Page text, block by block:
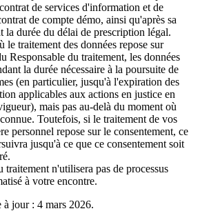
de services d'information et de
de compte démo, ainsi qu'après sa
la durée du délai de prescription légal.
le traitement des données repose sur
Responsable du traitement, les données
la durée nécessaire à la poursuite de
(en particulier, jusqu'à l'expiration des
applicables aux actions en justice en
mais pas au-delà du moment où
Toutefois, si le traitement de vos
personnel repose sur le consentement, ce
jusqu'à ce que ce consentement soit
traitement n'utilisera pas de processus
à votre encontre.
à jour : 4 mars 2026.